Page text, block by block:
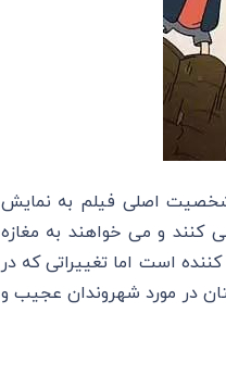
اصلی فیلم به نمایش
و می خواهند به مغازه
است اما تغییراتی که در
در مورد شهروندان عجیب و